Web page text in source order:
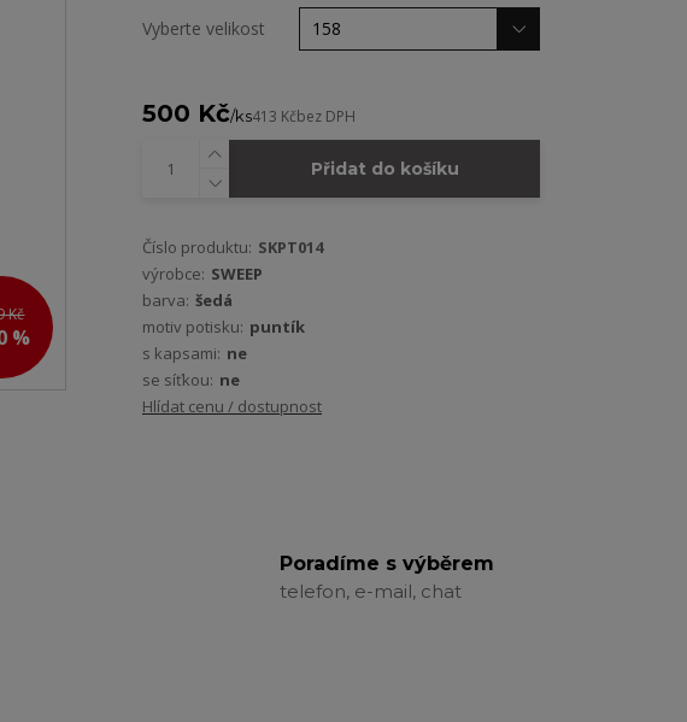
Kč
%
Vyberte velikost
500 Kč/ks413 Kčbez DPH
Přidat do košíku
Číslo produktu: SKPT014
výrobce: SWEEP
barva: šedá
motiv potisku: puntík
s kapsami: ne
se síťkou: ne
Hlídat cenu / dostupnost
Poradíme s výběrem
telefon, e-mail, chat